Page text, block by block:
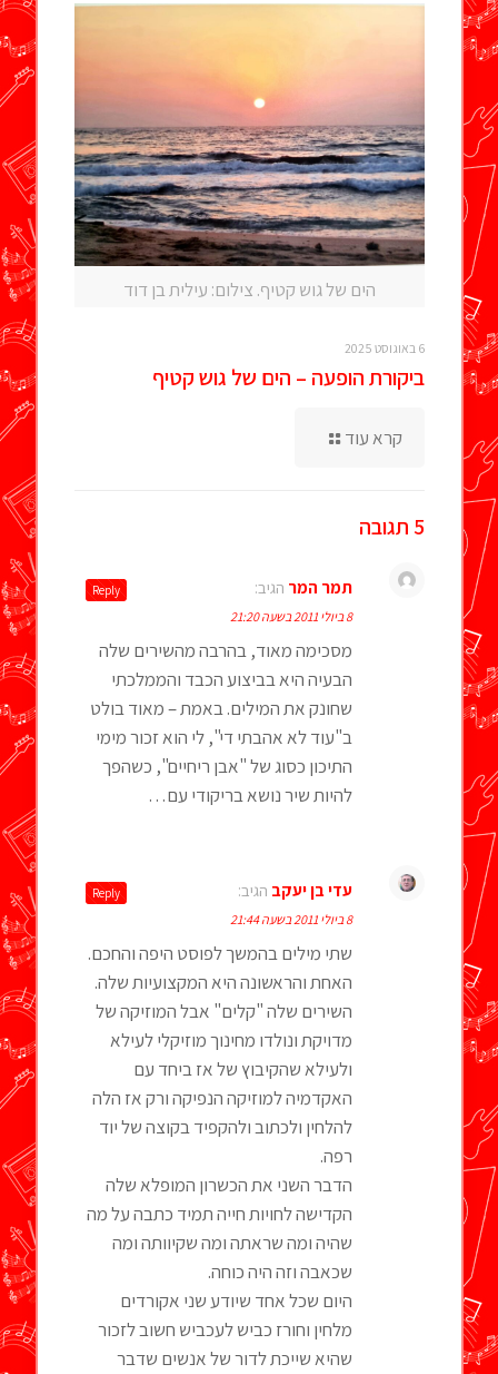
הים של גוש קטיף. צילום: עילית בן דוד
6 באוגוסט 2025
ביקורת הופעה – הים של גוש קטיף
קרא עוד
5 תגובה
תמר המר הגיב:
8 ביולי 2011 בשעה 21:20
מסכימה מאוד, בהרבה מהשירים שלה
הבעיה היא בביצוע הכבד והממלכתי
שחונק את המילים. באמת – מאוד בולט
ב"עוד לא אהבתי די", לי הוא זכור מימי
התיכון כסוג של "אבן ריחיים", כשהפך
להיות שיר נושא בריקודי עם…
Reply
עדי בן יעקב הגיב:
8 ביולי 2011 בשעה 21:44
שתי מילים בהמשך לפוסט היפה והחכם.
האחת והראשונה היא המקצועיות שלה.
השירים שלה "קלים" אבל המוזיקה של
מדויקת ונולדו מחינוך מוזיקלי לעילא
ולעילא שהקיבוץ של אז ביחד עם
האקדמיה למוזיקה הנפיקה ורק אז הלה
להלחין ולכתוב ולהקפיד בקוצה של יוד
רפה.
הדבר השני את הכשרון המופלא שלה
הקדישה לחויות חייה תמיד כתבה על מה
שהיה ומה שראתה ומה שקיוותה ומה
שכאבה וזה היה כוחה.
היום שכל אחד שיודע שני אקורדים
מלחין וחורז כביש לעכביש חשוב לזכור
שהיא שייכת לדור של אנשים שדבר
Reply